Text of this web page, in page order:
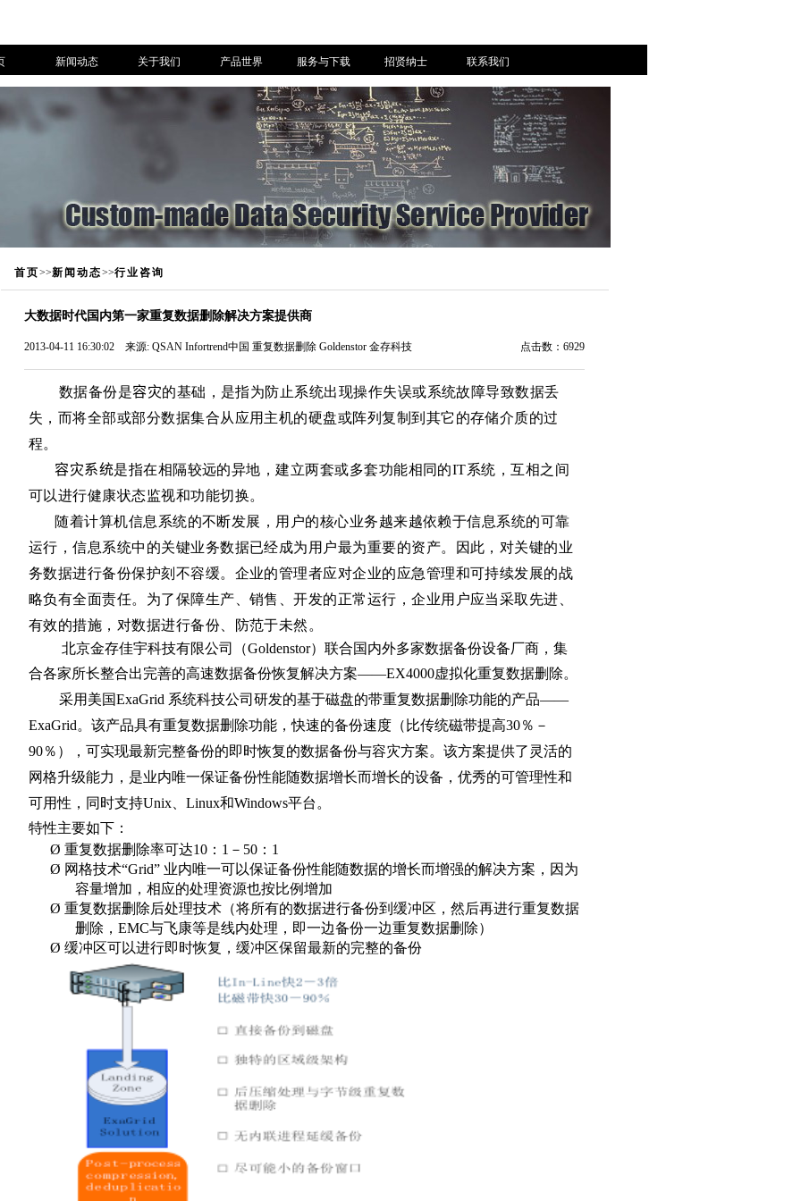
新闻动态 关于我们 产品世界 服务与下载 招贤纳士 联系我们
首页>>新闻动态>>行业咨询
大数据时代国内第一家重复数据删除解决方案提供商
点击数：6929
2013-04-11 16:30:02 来源: QSAN Infortrend中国 重复数据删除 Goldenstor 金存科技
数据备份是容灾的基础，是指为防止系统出现操作失误或系统故障导致数据丢
失，而将全部或部分数据集合从应用主机的硬盘或阵列复制到其它的存储介质的过
程。
容灾系统是指在相隔较远的异地，建立两套或多套功能相同的IT系统，互相之间
可以进行健康状态监视和功能切换。
随着计算机信息系统的不断发展，用户的核心业务越来越依赖于信息系统的可靠
运行，信息系统中的关键业务数据已经成为用户最为重要的资产。因此，对关键的业
务数据进行备份保护刻不容缓。企业的管理者应对企业的应急管理和可持续发展的战
略负有全面责任。为了保障生产、销售、开发的正常运行，企业用户应当采取先进、
有效的措施，对数据进行备份、防范于未然。
北京金存佳宇科技有限公司（Goldenstor）联合国内外多家数据备份设备厂商，集
合各家所长整合出完善的高速数据备份恢复解决方案——EX4000虚拟化重复数据删除。
采用美国ExaGrid 系统科技公司研发的基于磁盘的带重复数据删除功能的产品——
ExaGrid。该产品具有重复数据删除功能，快速的备份速度（比传统磁带提高30％－
90％），可实现最新完整备份的即时恢复的数据备份与容灾方案。该方案提供了灵活的
网格升级能力，是业内唯一保证备份性能随数据增长而增长的设备，优秀的可管理性和
可用性，同时支持Unix Linux和Windows平台。
特性主要如下：
Ø 重复数据删除率可达10 ： 1 － 50 ： 1
Ø 网格技术“Grid” 业内唯一可以保证备份性能随数据的增长而增强的解决方案，因为
容量增加，相应的处理资源也按比例增加
Ø 重复数据删除后处理技术（将所有的数据进行备份到缓冲区，然后再进行重复数据
删除， EMC与飞康等是线内处理，即一边备份一边重复数据删除）
Ø 缓冲区可以进行即时恢复，缓冲区保留最新的完整的备份